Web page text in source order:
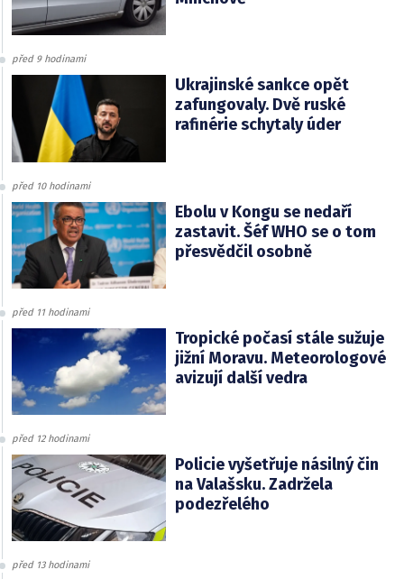
před 9 hodinami
Ukrajinské sankce opět
zafungovaly. Dvě ruské
rafinérie schytaly úder
před 10 hodinami
Ebolu v Kongu se nedaří
zastavit. Šéf WHO se o tom
přesvědčil osobně
před 11 hodinami
Tropické počasí stále sužuje
jižní Moravu. Meteorologové
avizují další vedra
před 12 hodinami
Policie vyšetřuje násilný čin
na Valašsku. Zadržela
podezřelého
před 13 hodinami